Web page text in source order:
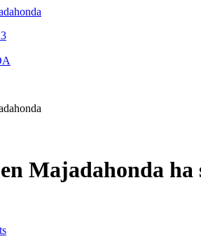
Majadahonda ha